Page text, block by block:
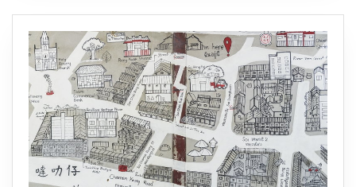
มีอายุ
เกือบ
พันปี!